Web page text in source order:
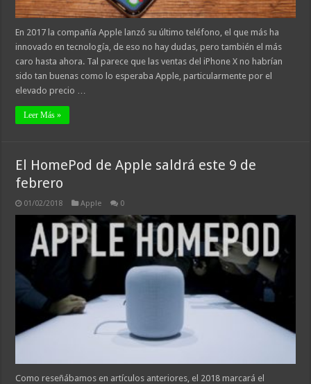
En 2017 la compañía Apple lanzó su último teléfono, el que más ha
innovado en tecnología, de eso no hay dudas, pero también el más
caro hasta ahora. Tal parece que las ventas del iPhone X no habrían
sido tan buenas como lo esperaba Apple, particularmente por el
elevado precio …
Leer Más »
El HomePod de Apple saldrá este 9 de
febrero
01/02/2018 Apple 0
Como reseñábamos en artículos anteriores, el 2018 marcará el